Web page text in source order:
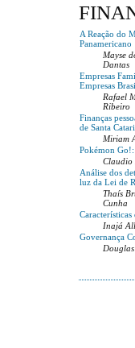
A Reação do
Panamericano
Mayse
Dantas
Empresas
Empresas
Rafael
Ribeiro
Finanças
de Santa
Miriam
Pokémon
Claudio
Análise dos
luz da Lei de
Thaís
Cunha
Inajá
Governança